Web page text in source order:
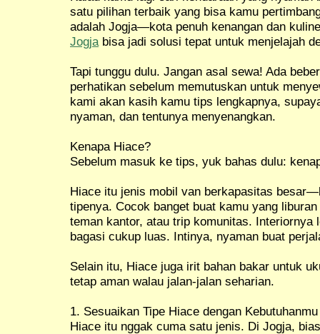
satu pilihan terbaik yang bisa kamu
adalah Jogja—kota penuh kenangan dan
Jogja bisa jadi solusi tepat untuk menjelajah
Tapi tunggu dulu. Jangan asal sewa! Ada
perhatikan sebelum memutuskan untuk
kami akan kasih kamu tips lengkapnya,
nyaman, dan tentunya menyenangkan.
Kenapa Hiace?
Sebelum masuk ke tips, yuk bahas dulu:
Hiace itu jenis mobil van berkapasitas
tipenya. Cocok banget buat kamu yang
teman kantor, atau trip komunitas. Interiornya
bagasi cukup luas. Intinya, nyaman buat
Selain itu, Hiace juga irit bahan bakar untuk
tetap aman walau jalan-jalan seharian.
1. Sesuaikan Tipe Hiace dengan Kebutuhanmu
Hiace itu nggak cuma satu jenis. Di Jogja,